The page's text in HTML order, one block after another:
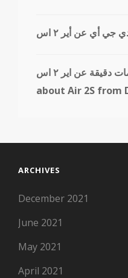
معلومات دقيقة عن اير ٢ اس Information
about Air 2S from
ARCHIVES
December 2021
June 2021
May 2021
April 2021